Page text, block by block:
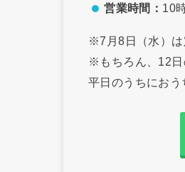
営業時間： 10
※7月8日（水）は
※もちろん、12日
平日のうちにおう